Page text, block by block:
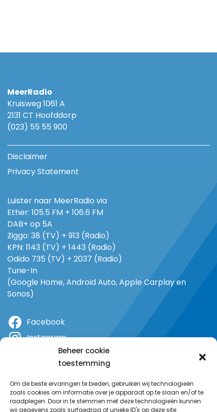
Beheer cookie
toestemming
Om de beste ervaringen te bieden, gebruiken wij technologieën
zoals cookies om informatie over je apparaat op te slaan en/of te
raadplegen. Door in te stemmen met deze technologieën kunnen
wij gegevens zoals surfgedrag of unieke ID's op deze site
MeerRadio
Kruisweg 1061 A
2131 CT Hoofddorp
(023) 55 55 900
Disclaimer
Privacy Statement
Luister naar MeerRadio via
Ether: 105.5 FM + 106.6 FM
DAB+ op 5A
Ziggo: 38 (TV) + 913 (Radio)
KPN: 1143 (TV) + 1443 (Radio)
Odido 735 (TV) + 2037 (Radio)
Tune-In
(Google Home, Android Auto, Apple Carplay en
Sonos)
Facebook
Instagram
YouTube